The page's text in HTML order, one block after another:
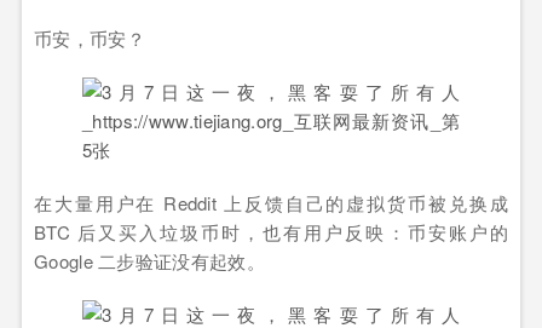
币安，币安？
在大量用户在 Reddit 上反馈自己的虚拟货币被兑换成
BTC 后又买入垃圾币时，也有用户反映：币安账户的
Google 二步验证没有起效。